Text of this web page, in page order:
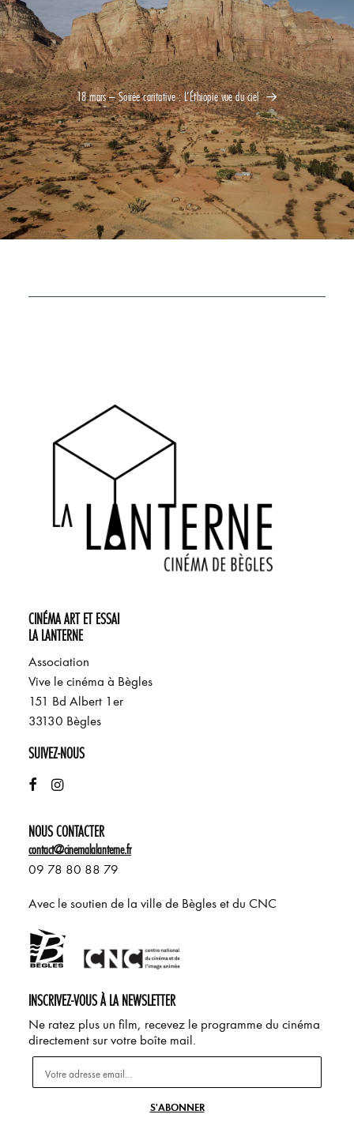
18 mars – Soirée caritative : L’Éthiopie vue du ciel
CINÉMA ART ET ESSAI
LA LANTERNE
Association
Vive le cinéma à Bègles
151 Bd Albert 1er
33130 Bègles
SUIVEZ-NOUS
NOUS CONTACTER
contact@cinemalalanterne.fr
09 78 80 88 79
Avec le soutien de la ville de Bègles et du CNC
INSCRIVEZ-VOUS À LA NEWSLETTER
Ne ratez plus un film, recevez le programme du cinéma
directement sur votre boîte mail.